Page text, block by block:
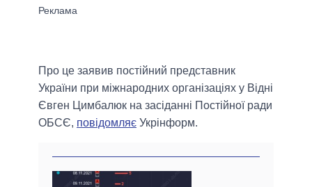
Про це заявив постійний представник
України при міжнародних організаціях у Відні
Євген Цимбалюк на засіданні Постійної ради
ОБСЄ, повідомляє Укрінформ.